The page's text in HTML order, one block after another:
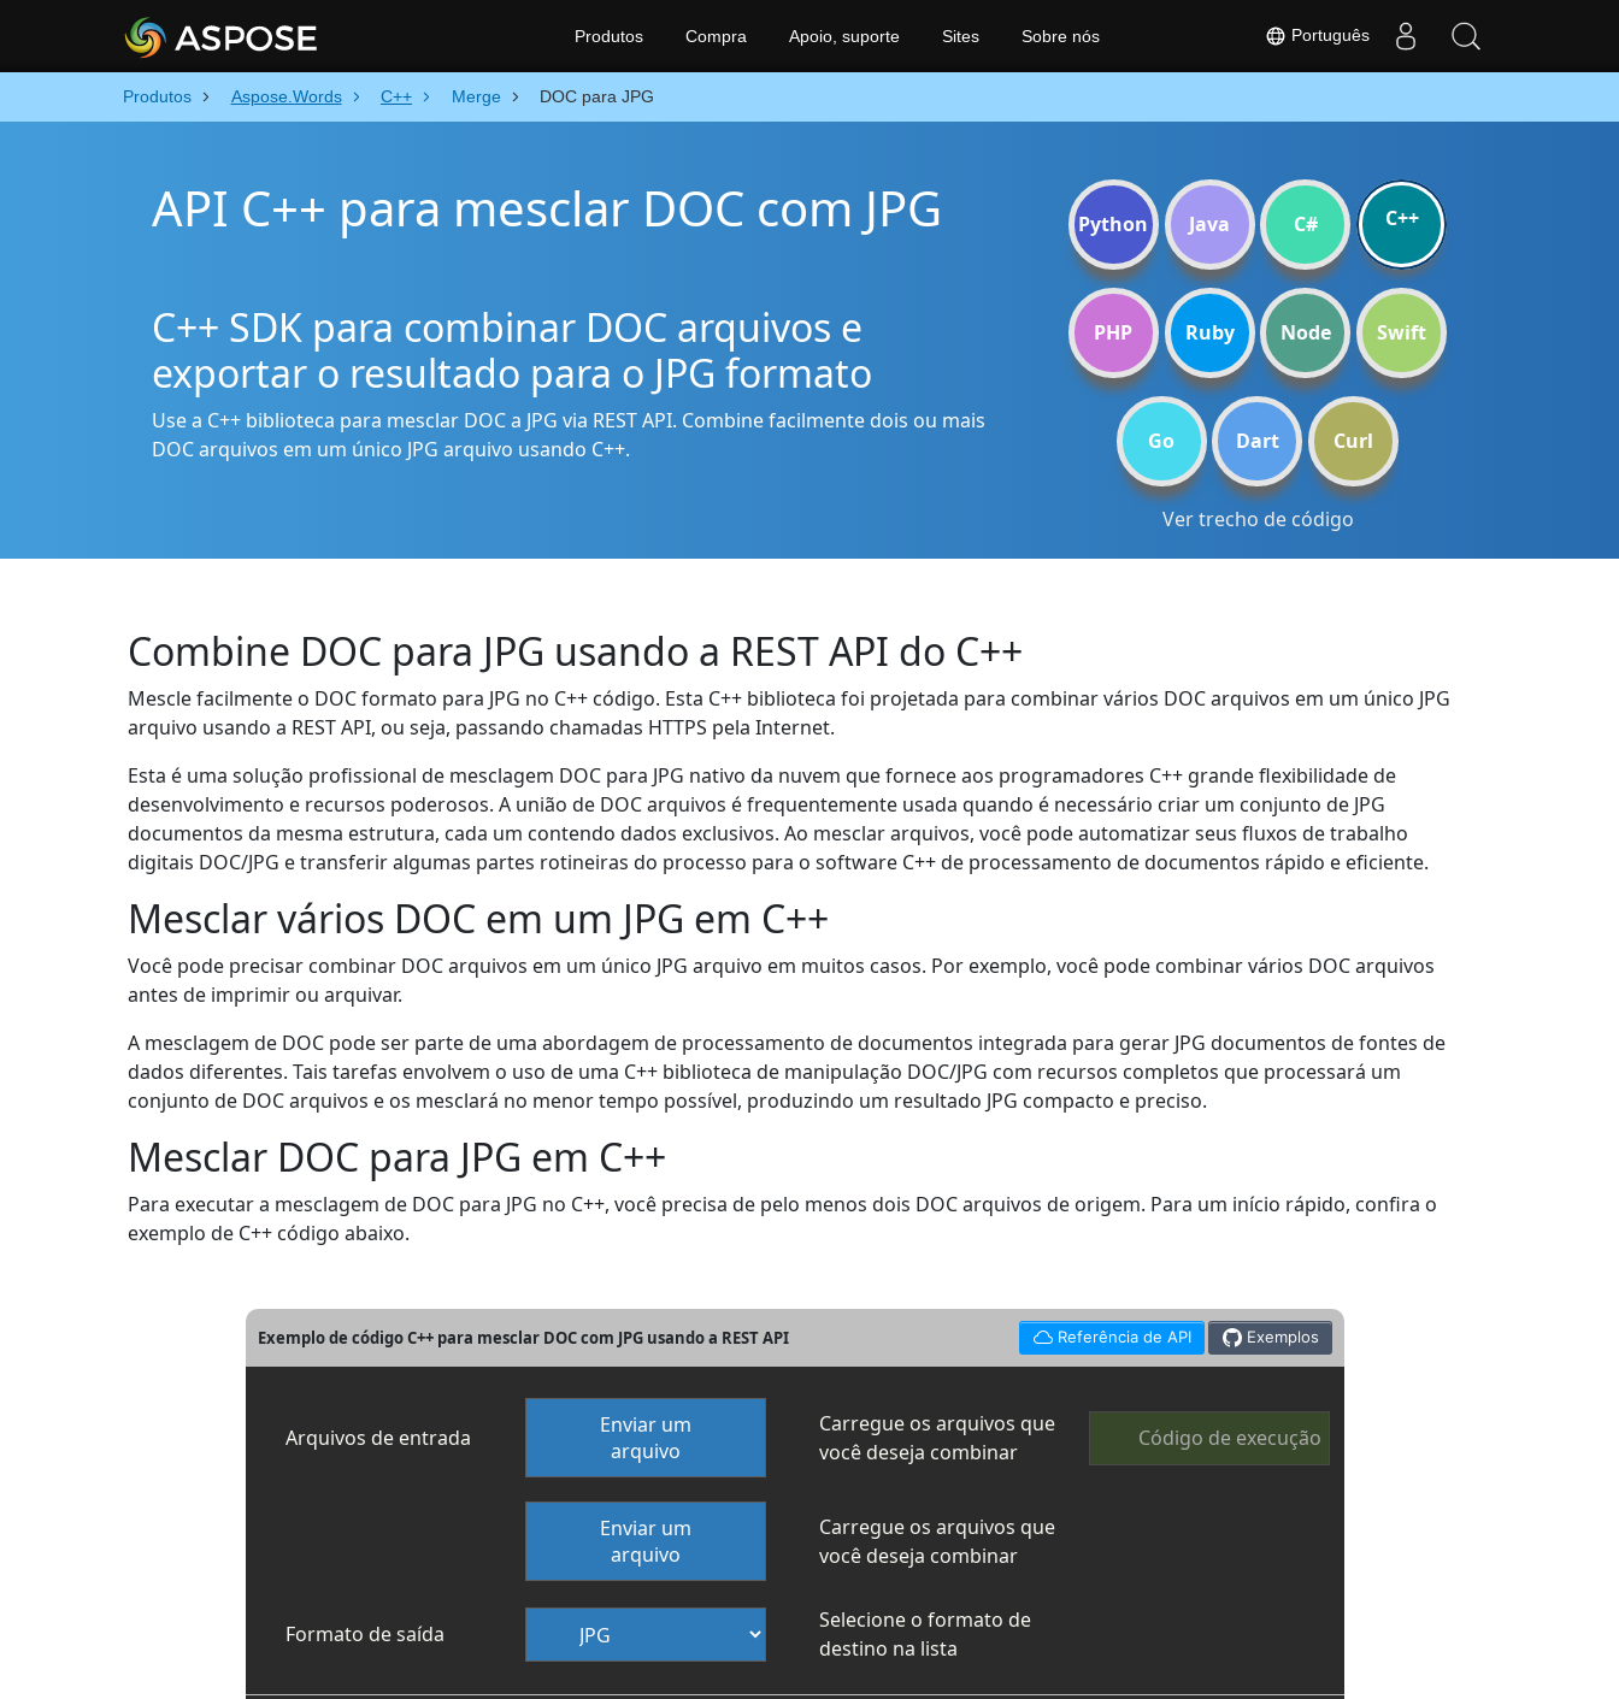
Produtos Aspose.Words C++ Merge DOC para JPG
API C++ para mesclar DOC com JPG
C++ SDK para combinar DOC arquivos e
exportar o resultado para o JPG formato
Use a C++ biblioteca para mesclar DOC a JPG via REST API. Combine facilmente dois ou mais
DOC arquivos em um único JPG arquivo usando C++.
Python Java C# C++
PHP Ruby Node Swift
Go Dart Curl
Ver trecho de código
Combine DOC para JPG usando a REST API do C++
Mescle facilmente o DOC formato para JPG no C++ código. Esta C++ biblioteca foi projetada para combinar vários DOC arquivos em um único JPG
arquivo usando a REST API, ou seja, passando chamadas HTTPS pela Internet.
Esta é uma solução profissional de mesclagem DOC para JPG nativo da nuvem que fornece aos programadores C++ grande flexibilidade de
desenvolvimento e recursos poderosos. A união de DOC arquivos é frequentemente usada quando é necessário criar um conjunto de JPG
documentos da mesma estrutura, cada um contendo dados exclusivos. Ao mesclar arquivos, você pode automatizar seus fluxos de trabalho
digitais DOC/JPG e transferir algumas partes rotineiras do processo para o software C++ de processamento de documentos rápido e eficiente.
Mesclar vários DOC em um JPG em C++
Você pode precisar combinar DOC arquivos em um único JPG arquivo em muitos casos. Por exemplo, você pode combinar vários DOC arquivos
antes de imprimir ou arquivar.
A mesclagem de DOC pode ser parte de uma abordagem de processamento de documentos integrada para gerar JPG documentos de fontes de
dados diferentes. Tais tarefas envolvem o uso de uma C++ biblioteca de manipulação DOC/JPG com recursos completos que processará um
conjunto de DOC arquivos e os mesclará no menor tempo possível, produzindo um resultado JPG compacto e preciso.
Mesclar DOC para JPG em C++
Para executar a mesclagem de DOC para JPG no C++, você precisa de pelo menos dois DOC arquivos de origem. Para um início rápido, confira o
exemplo de C++ código abaixo.
Exemplo de código C++ para mesclar DOC com JPG usando a REST API Referência de API Exemplos
Arquivos de entrada
Enviar um
arquivo
Carregue os arquivos que
você deseja combinar
Código de execução
Enviar um
arquivo
Carregue os arquivos que
você deseja combinar
Formato de saída
Selecione o formato de
destino na lista
Português
Produtos Compra Apoio, suporte Sites Sobre nós